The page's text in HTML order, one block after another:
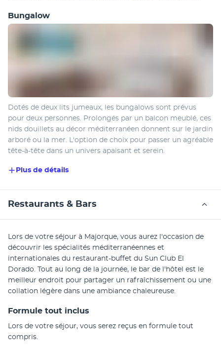
Bungalow
Dotés de deux lits jumeaux, les bungalows sont prévus
pour deux personnes. Prolongés par un balcon meublé, ces
nids douillets au décor méditerranéen donnent sur le jardin
arboré ou la mer. L'option de choix pour passer un agréable
tête-à-tête dans un univers apaisant et serein.
Plus de détails
Restaurants & Bars
Lors de votre séjour à Majorque, vous aurez l'occasion de
découvrir les spécialités méditerranéennes et
internationales du restaurant-buffet du Sun Club El
Dorado. Tout au long de la journée, le bar de l'hôtel est le
meilleur endroit pour partager un rafraîchissement ou une
collation légère dans une ambiance chaleureuse.
Formule tout inclus
Lors de votre séjour, vous serez reçus en formule tout
compris.